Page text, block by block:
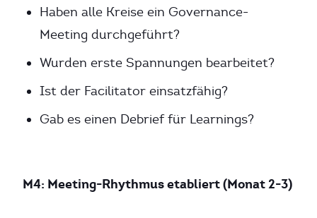
Haben alle Kreise ein Governance-
Meeting durchgeführt?
Wurden erste Spannungen bearbeitet?
Ist der Facilitator einsatzfähig?
Gab es einen Debrief für Learnings?
M4: Meeting-Rhythmus etabliert (Monat 2-3)